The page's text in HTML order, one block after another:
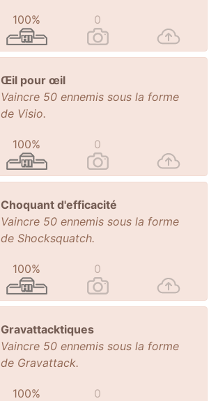
100% 0
Œil pour œil
Vaincre 50 ennemis sous la forme
de Visio.
100% 0
Choquant d'efficacité
Vaincre 50 ennemis sous la forme
de Shocksquatch.
100% 0
Gravattacktiques
Vaincre 50 ennemis sous la forme
de Gravattack.
100% 0